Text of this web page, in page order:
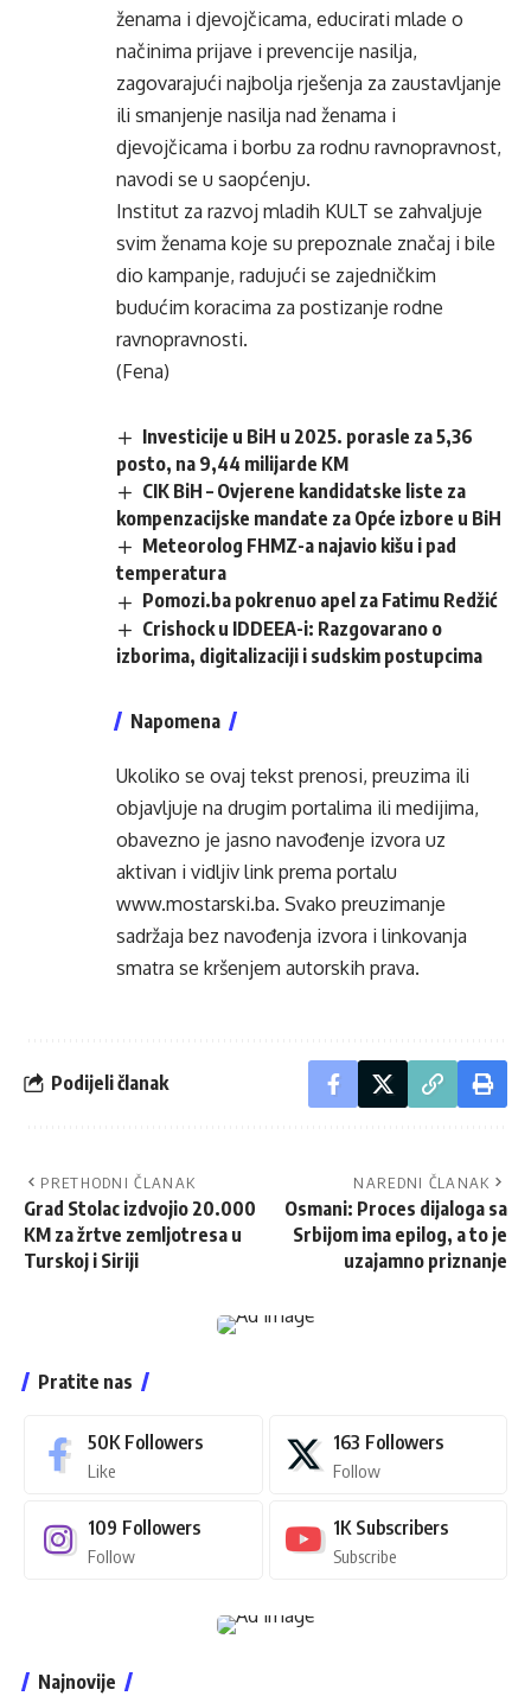
ženama i djevojčicama, educirati mlade o
načinima prijave i prevencije nasilja,
zagovarajući najbolja rješenja za zaustavljanje
ili smanjenje nasilja nad ženama i
djevojčicama i borbu za rodnu ravnopravnost,
navodi se u saopćenju.
Institut za razvoj mladih KULT se zahvaljuje
svim ženama koje su prepoznale značaj i bile
dio kampanje, radujući se zajedničkim
budućim koracima za postizanje rodne
ravnopravnosti.
(Fena)
Investicije u BiH u 2025. porasle za 5,36
posto, na 9,44 milijarde KM
CIK BiH – Ovjerene kandidatske liste za
kompenzacijske mandate za Opće izbore u BiH
Meteorolog FHMZ-a najavio kišu i pad
temperatura
Pomozi.ba pokrenuo apel za Fatimu Redžić
Crishock u IDDEEA-i: Razgovarano o
izborima, digitalizaciji i sudskim postupcima
Napomena
Ukoliko se ovaj tekst prenosi, preuzima ili
objavljuje na drugim portalima ili medijima,
obavezno je jasno navođenje izvora uz
aktivan i vidljiv link prema portalu
www.mostarski.ba. Svako preuzimanje
sadržaja bez navođenja izvora i linkovanja
smatra se kršenjem autorskih prava.
Podijeli članak
PRETHODNI ČLANAK
Grad Stolac izdvojio 20.000
KM za žrtve zemljotresa u
Turskoj i Siriji
NAREDNI ČLANAK
Osmani: Proces dijaloga sa
Srbijom ima epilog, a to je
uzajamno priznanje
Pratite nas
50K Followers
Like
163 Followers
Follow
109 Followers
Follow
1K Subscribers
Subscribe
Najnovije